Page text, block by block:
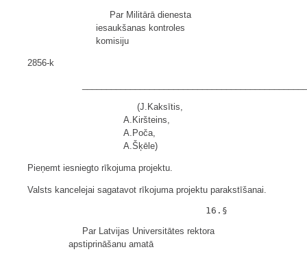
Par Militārā dienesta
iesaukšanas kontroles
komisiju
2856-k
(J.Kaksītis,
A.Kiršteins,
A.Poča,
A.Šķēle)
Pieņemt iesniegto rīkojuma projektu.
Valsts kancelejai sagatavot rīkojuma projektu parakstīšanai.
Par Latvijas Universitātes rektora
apstiprināšanu amatā